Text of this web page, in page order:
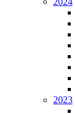
2023